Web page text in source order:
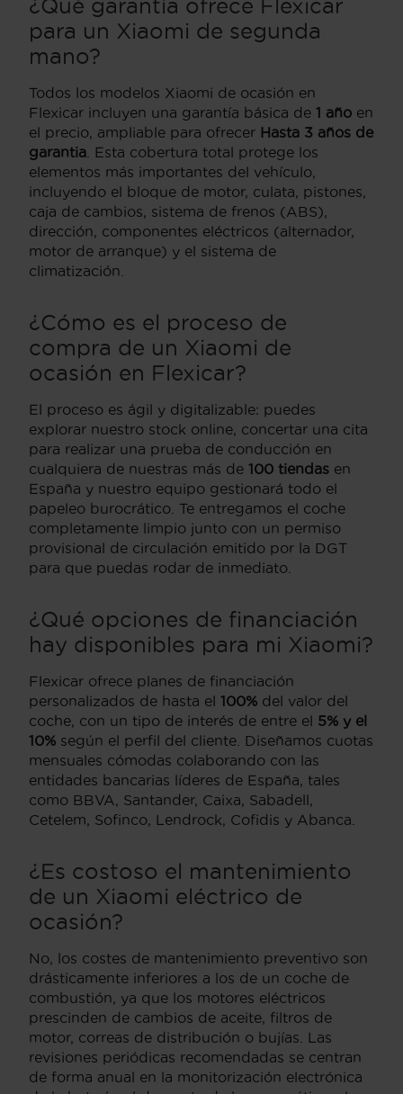
¿Qué garantía ofrece Flexicar
para un Xiaomi de segunda
mano?
Todos los modelos Xiaomi de ocasión en
Flexicar incluyen una garantía básica de 1 año en
el precio, ampliable para ofrecer Hasta 3 años de
garantia . Esta cobertura total protege los
elementos más importantes del vehículo,
incluyendo el bloque de motor, culata, pistones,
caja de cambios, sistema de frenos (ABS),
dirección, componentes eléctricos (alternador,
motor de arranque) y el sistema de
climatización.
¿Cómo es el proceso de
compra de un Xiaomi de
ocasión en Flexicar?
El proceso es ágil y digitalizable: puedes
explorar nuestro stock online, concertar una cita
para realizar una prueba de conducción en
cualquiera de nuestras más de 100 tiendas en
España y nuestro equipo gestionará todo el
papeleo burocrático. Te entregamos el coche
completamente limpio junto con un permiso
provisional de circulación emitido por la DGT
para que puedas rodar de inmediato.
¿Qué opciones de financiación
hay disponibles para mi Xiaomi?
Flexicar ofrece planes de financiación
personalizados de hasta el 100% del valor del
coche, con un tipo de interés de entre el 5% y el
10% según el perfil del cliente. Diseñamos cuotas
mensuales cómodas colaborando con las
entidades bancarias líderes de España, tales
como BBVA, Santander, Caixa, Sabadell,
Cetelem, Sofinco, Lendrock, Cofidis y Abanca.
¿Es costoso el mantenimiento
de un Xiaomi eléctrico de
ocasión?
No, los costes de mantenimiento preventivo son
drásticamente inferiores a los de un coche de
combustión, ya que los motores eléctricos
prescinden de cambios de aceite, filtros de
motor, correas de distribución o bujías. Las
revisiones periódicas recomendadas se centran
de forma anual en la monitorización electrónica